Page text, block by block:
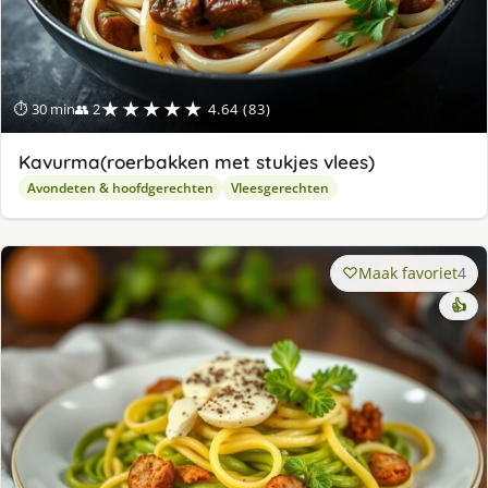
⏱ 30 min👥 2★★★★★ 4.64 (83)
Kavurma(roerbakken met stukjes vlees)
Avondeten & hoofdgerechten Vleesgerechten
Maak favoriet4
👍